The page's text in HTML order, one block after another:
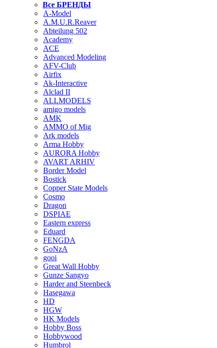
Все БРЕНДЫ
A-Model
A.M.U.R.Reaver
Abteilung 502
Academy
ACE
Advanced Modeling
AFV-Club
Airfix
Ak-Interactive
Alclad II
ALLMODELS
amigo models
AMK
AMMO of Mig
Ark models
Arma Hobby
AURORA Hobby
AVART ARHIV
Border Model
Bostick
Copper State Models
Cosmo
Dragon
DSPIAE
Eastern express
Eduard
FENGDA
GoNzA
gooi
Great Wall Hobby
Gunze Sangyo
Harder and Steenbeck
Hasegawa
HD
HGW
HK Models
Hobby Boss
Hobbywood
Humbrol